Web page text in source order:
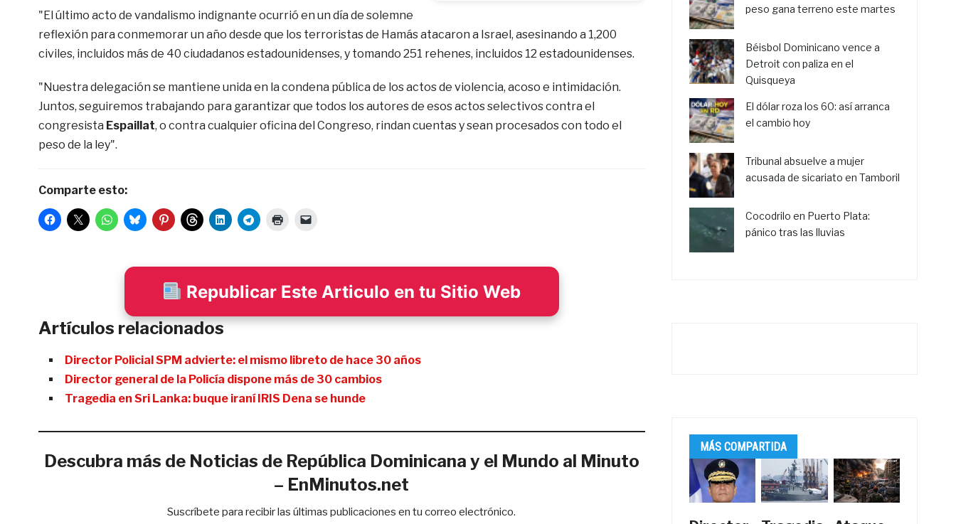
"El último acto de vandalismo indignante ocurrió en un día de solemne
reflexión para conmemorar un año desde que los terroristas de Hamás atacaron a Israel, asesinando a 1,200
civiles, incluidos más de 40 ciudadanos estadounidenses, y tomando 251 rehenes, incluidos 12 estadounidenses.
"Nuestra delegación se mantiene unida en la condena pública de los actos de violencia, acoso e intimidación.
Juntos, seguiremos trabajando para garantizar que todos los autores de esos actos selectivos contra el
congresista Espaillat, o contra cualquier oficina del Congreso, rindan cuentas y sean procesados con todo el
peso de la ley".
Comparte esto:
Republicar Este Articulo en tu Sitio Web
Artículos relacionados
Director Policial SPM advierte: el mismo libreto de hace 30 años
Director general de la Policía dispone más de 30 cambios
Tragedia en Sri Lanka: buque iraní IRIS Dena se hunde
Descubra más de Noticias de República Dominicana y el Mundo al Minuto
– EnMinutos.net
Suscríbete para recibir las últimas publicaciones en tu correo electrónico.
peso gana terreno este martes
Béisbol Dominicano vence a
Detroit con paliza en el
Quisqueya
El dólar roza los 60: así arranca
el cambio hoy
Tribunal absuelve a mujer
acusada de sicariato en Tamboril
Cocodrilo en Puerto Plata:
pánico tras las lluvias
MÁS COMPARTIDA